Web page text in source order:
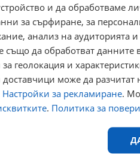
защита от вируси.
за възрастни хора и детски
не бива да се използват
през пролетта
и да обработваме
за сърфиране, за
анализ на аудиторията
също да обработват данните
геолокация и
може да разчитат
Настройки за рекламиране.
. Политика за